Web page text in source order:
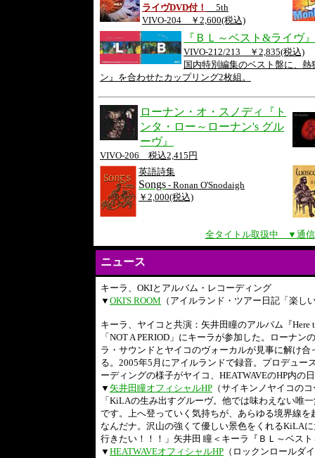
ライヴDVD付！
5th
VIVO-204 ￥2,600(税込)
『ＢＬ～ベスト&ライヴ』
VIVO-212/213 ￥2,835(税込)
国内特別編集のベスト盤に、
ン』を合わせたカップリング2枚組。
ローナン・オ・スノディ『ト
ンタ・ロー～ローナン's グル
ーヴ』
VIVO-206 税込2,415円
英語詩集
Songs - Ronan O'Snodaigh
￥2,000(税込)
全タイトル取扱中 ▼ 通
ニュース
キーラ、OKIとアルバム・レコーディング
▼ OKI'S ROOM （アイルランド・ツアー日記「楽し
キーラ、ヤイコと共演：矢井田瞳のアルバム『Here
「NOT A PERIOD」にキーラが参加した。ローナ
ラ・サウンドとヤイコのヴォーカルが見事に解け
る。2005年5月にアイルランドで録音。プロデュー
ーディングの様子がヤイコ、HEATWAVEのHP内の
▼ 矢井田瞳オフィシャルHP （サイキンノヤイコの
「KiLAの生み出すグルーヴ。他では味わえない唯
です。上へ登っていく気持ちが、あらゆる境界線
なんだナ。沢山の強くて優しい景色をくれるKiLA
行きたい！！！」矢井田 瞳＜キーラ『ＢＬ～ベス
▼ HEATWAVEオフィシャルHP （ロックンロールダ